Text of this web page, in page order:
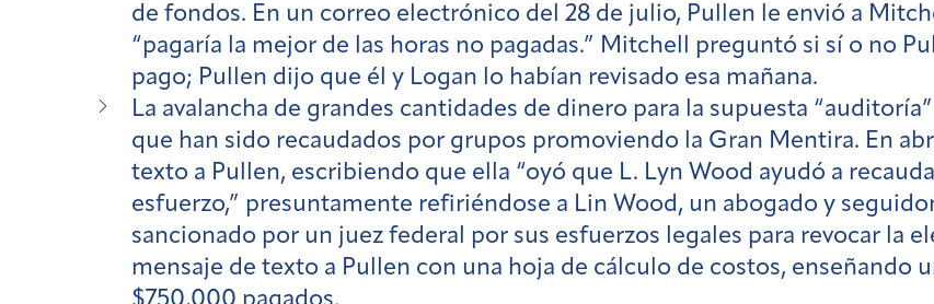
de fondos. En un correo electrónico del 28 de julio, Pullen le envió a
“pagaría la mejor de las horas no pagadas.” Mitchell preguntó si sí o no
pago; Pullen dijo que él y Logan lo habían revisado esa mañana.
La avalancha de grandes cantidades de dinero para la supuesta
que han sido recaudados por grupos promoviendo la Gran Mentira. En
texto a Pullen, escribiendo que ella “oyó que L. Lyn Wood ayudó a
esfuerzo,” presuntamente refiriéndose a Lin Wood, un abogado y
sancionado por un juez federal por sus esfuerzos legales para revocar la
mensaje de texto a Pullen con una hoja de cálculo de costos, enseñando